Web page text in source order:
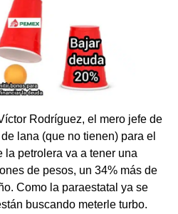
Rodríguez, el mero jefe de
lana (que no tienen) para el
la petrolera va a tener una
de pesos, un 34% más de
Como la paraestatal ya se
buscando meterle turbo.